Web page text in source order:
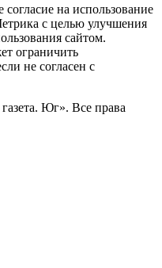
на использование
с целью улучшения
сайтом.
ограничить
не согласен с
Юг». Все права